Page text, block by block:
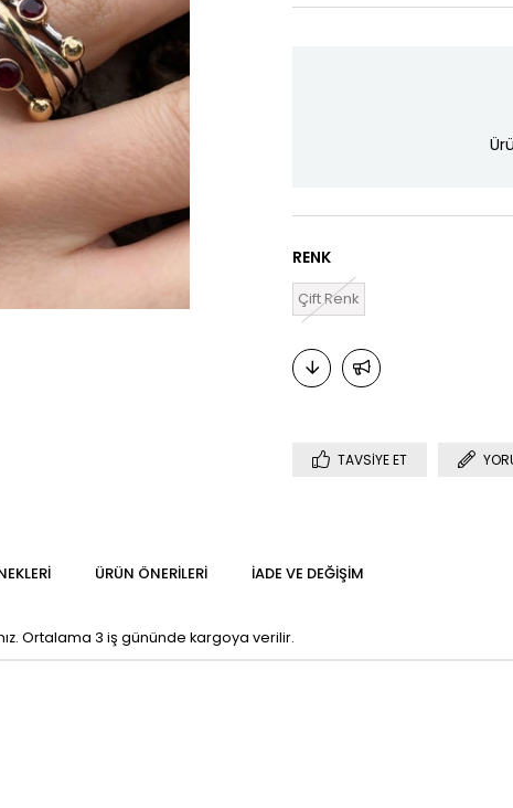
RENK
Çift Renk
TAVSIYE ET
ÜRÜN ÖNERILERI İADE VE DEĞIŞIM
Ortalama 3 iş gününde kargoya verilir.